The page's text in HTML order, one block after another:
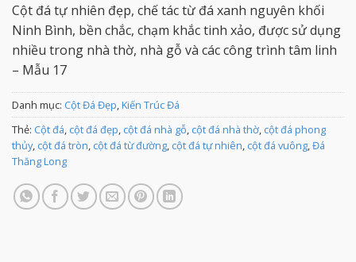
Cột đá tự nhiên đẹp, chế tác từ đá xanh nguyên khối
Ninh Bình, bền chắc, chạm khắc tinh xảo, được sử dụng
nhiều trong nhà thờ, nhà gỗ và các công trình tâm linh
– Mẫu 17
Danh mục: Cột Đá Đẹp,Kiến Trúc Đá
Thẻ: Cột đá, cột đá đẹp, cột đá nhà gỗ, cột đá nhà thờ, cột đá phong
thủy, cột đá tròn, cột đá từ đường, cột đá tự nhiên, cột đá vuông,Đá
Thăng Long